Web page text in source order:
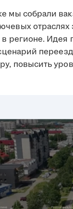
мы собрали
регионе. Идея
повысить